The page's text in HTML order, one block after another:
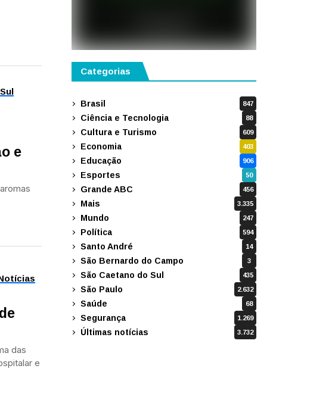
e
das
e
Categorias
Brasil 847
Ciência e Tecnologia 88
Cultura e Turismo 609
Economia 403
Educação 906
Esportes 50
Grande ABC 456
Mais 3.335
Mundo 247
Política 594
Santo André 14
São Bernardo do Campo 3
São Caetano do Sul 435
São Paulo 2.632
Saúde 68
Segurança 1.269
Últimas notícias 3.732